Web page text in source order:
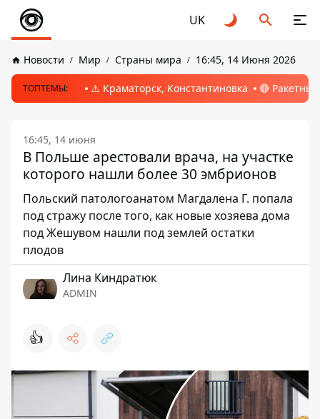
UK
Новости Мир Страны мира 16:45, 14 Июня 2026
ТОПТЕМЫ: ⚠️ Краматорск, Константиновка 🔴
16:45, 14 июня
В Польше арестовали врача, на участке
которого нашли более 30 эмбрионов
Польский патологоанатом Магдалена Г. попала
под стражу после того, как новые хозяева дома
под Жешувом нашли под землей остатки
плодов
Лина Киндратюк
ADMIN
👍